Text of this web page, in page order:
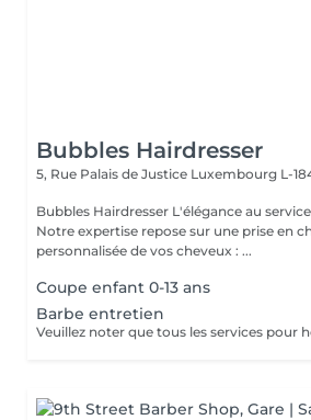
Bubbles Hairdresser
5, Rue Palais de Justice Luxembourg L-
Bubbles Hairdresser L'élégance au service de votre beauté
Notre expertise repose sur une prise en
personnalisée de vos cheveux : ...
Coupe enfant 0-13 ans
Barbe entretien